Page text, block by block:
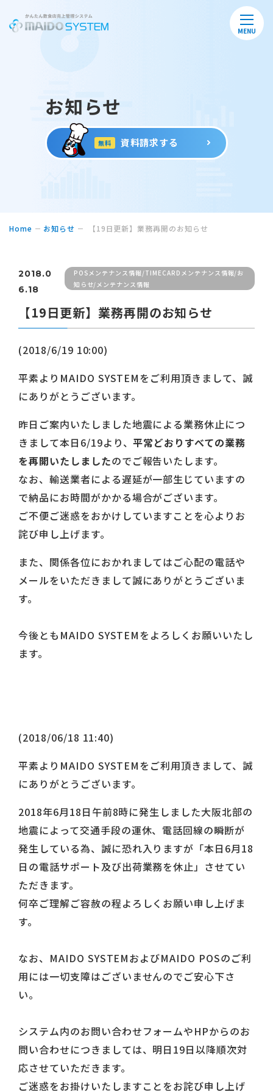
MENU
お知らせ
無料 資料請求する
Home お知らせ 【19日更新】業務再開のお知らせ
2018.0
6.18
POSメンテナンス情報/TIMECARDメンテナンス情報/お
知らせ/メンテナンス情報
【19日更新】業務再開のお知らせ
(2018/6/19 10:00)
平素よりMAIDO SYSTEMをご利用頂きまして、誠
にありがとうございます。
昨日ご案内いたしました地震による業務休止につ
きまして本日6/19より、平常どおりすべての業務
を再開いたしましたのでご報告いたします。
なお、輸送業者による遅延が一部生じていますの
で納品にお時間がかかる場合がございます。
ご不便ご迷惑をおかけしていますことを心よりお
詫び申し上げます。
また、関係各位におかれましてはご心配の電話や
メールをいただきまして誠にありがとうございま
す。
今後ともMAIDO SYSTEMをよろしくお願いいたし
ます。
(2018/06/18 11:40)
平素よりMAIDO SYSTEMをご利用頂きまして、誠
にありがとうございます。
2018年6月18日午前8時に発生しました大阪北部の
地震によって交通手段の運休、電話回線の瞬断が
発生している為、誠に恐れ入りますが「本日6月18
日の電話サポート及び出荷業務を休止」させてい
ただきます。
何卒ご理解ご容赦の程よろしくお願い申し上げま
す。
なお、MAIDO SYSTEMおよびMAIDO POSのご利
用には一切支障はございませんのでご安心下さ
い。
システム内のお問い合わせフォームやHPからのお
問い合わせにつきましては、明日19日以降順次対
応させていただきます。
ご迷惑をお掛けいたしますことをお詫び申し上げ